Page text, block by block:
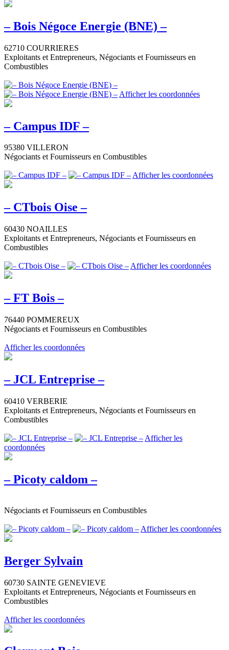
– Bois Négoce Energie (BNE) –
62710 COURRIERES
Exploitants et Entrepreneurs, Négociants et Fournisseurs en
Combustibles
Afficher les coordonnées
– Campus IDF –
95380 VILLERON
Négociants et Fournisseurs en Combustibles
Afficher les coordonnées
– CTbois Oise –
60430 NOAILLES
Exploitants et Entrepreneurs, Négociants et Fournisseurs en
Combustibles
Afficher les coordonnées
– FT Bois –
76440 POMMEREUX
Négociants et Fournisseurs en Combustibles
Afficher les coordonnées
– JCL Entreprise –
60410 VERBERIE
Exploitants et Entrepreneurs, Négociants et Fournisseurs en
Combustibles
Afficher les
coordonnées
– Picoty caldom –
Négociants et Fournisseurs en Combustibles
Afficher les coordonnées
Berger Sylvain
60730 SAINTE GENEVIEVE
Exploitants et Entrepreneurs, Négociants et Fournisseurs en
Combustibles
Afficher les coordonnées